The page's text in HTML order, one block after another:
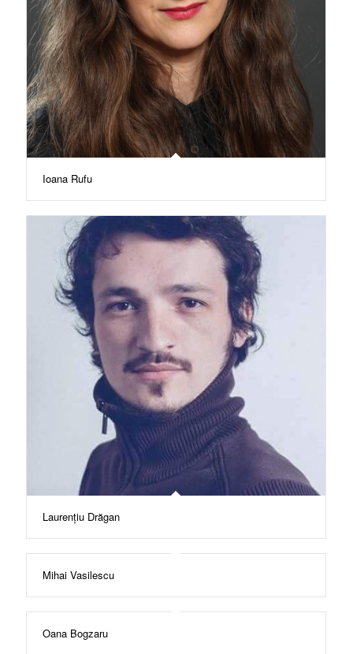
Ioana Rufu
Laurențiu Drăgan
Mihai Vasilescu
Oana Bogzaru